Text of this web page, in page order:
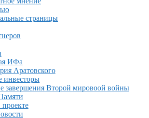
страницы
ИФа
Аратовского
инвесторы
завершения Второй мировоой войны